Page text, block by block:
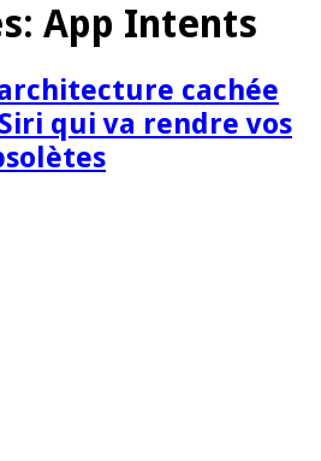
App Intents
cachée
qui va rendre vos